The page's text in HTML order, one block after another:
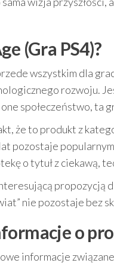
(Gra PS4)?
wszystkim dla
rozwoju.
społeczeństwo, ta
że to produkt z
pozostaje
o tytuł z ciekawą,
propozycją
nie pozostaje bez
o
informacje